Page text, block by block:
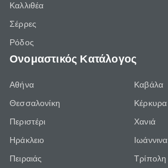
Καλλιθέα
Σέρρες
Ρόδος
Ονομαστικός Κατάλογος
Αθήνα
Θεσσαλονίκη
Περιστέρι
Ηράκλειο
Πειραιάς
Καβάλα
Κέρκυρα
Χανιά
Ιωάννινα
Τρίπολη